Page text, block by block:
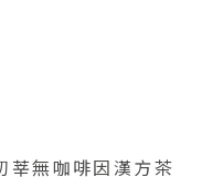
莘無咖啡因漢方茶